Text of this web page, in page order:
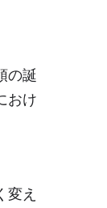
の誕
おけ
変え